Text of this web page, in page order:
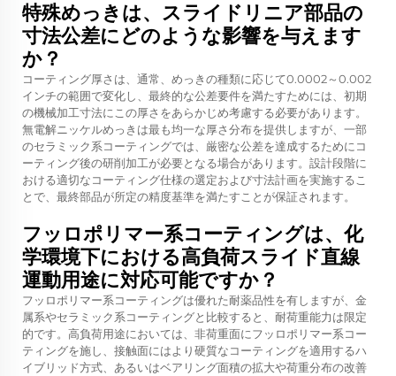
特殊めっきは、スライドリニア部品の
寸法公差にどのような影響を与えます
か？
コーティング厚さは、通常、めっきの種類に応じて0.0002～0.002
インチの範囲で変化し、最終的な公差要件を満たすためには、初期
の機械加工寸法にこの厚さをあらかじめ考慮する必要があります。
無電解ニッケルめっきは最も均一な厚さ分布を提供しますが、一部
のセラミック系コーティングでは、厳密な公差を達成するためにコ
ーティング後の研削加工が必要となる場合があります。設計段階に
おける適切なコーティング仕様の選定および寸法計画を実施するこ
とで、最終部品が所定の精度基準を満たすことが保証されます。
フッロポリマー系コーティングは、化
学環境下における高負荷スライド直線
運動用途に対応可能ですか？
フッロポリマー系コーティングは優れた耐薬品性を有しますが、金
属系やセラミック系コーティングと比較すると、耐荷重能力は限定
的です。高負荷用途においては、非荷重面にフッロポリマー系コー
ティングを施し、接触面にはより硬質なコーティングを適用するハ
イブリッド方式、あるいはベアリング面積の拡大や荷重分布の改善